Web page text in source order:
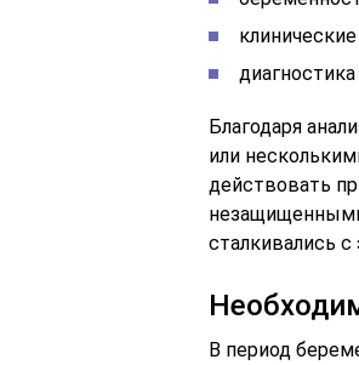
Благодаря
или
действовать
сталкивались
В период